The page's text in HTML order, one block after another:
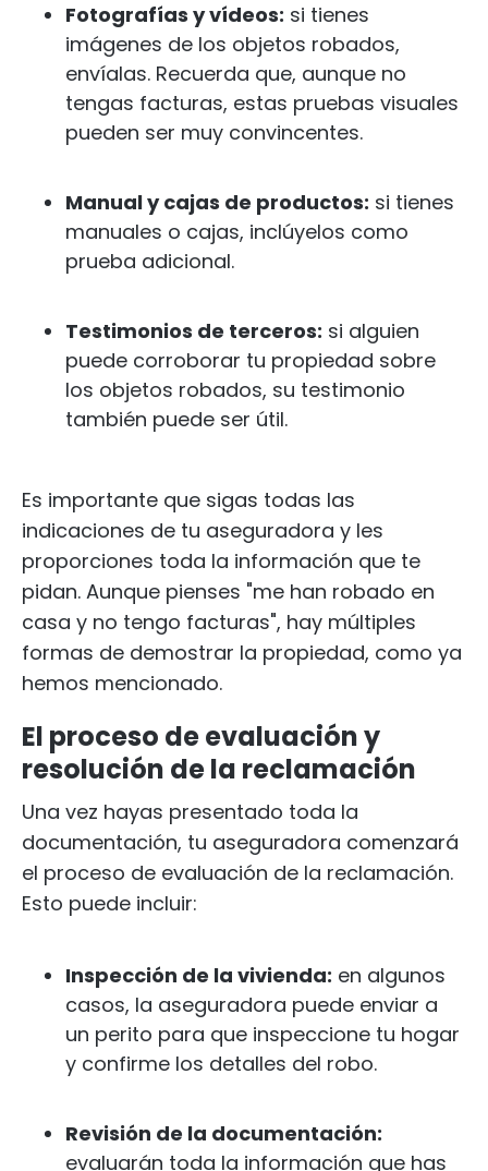
Fotografías y vídeos: si tienes
imágenes de los objetos robados,
envíalas. Recuerda que, aunque no
tengas facturas, estas pruebas visuales
pueden ser muy convincentes.
Manual y cajas de productos: si tienes
manuales o cajas, inclúyelos como
prueba adicional.
Testimonios de terceros: si alguien
puede corroborar tu propiedad sobre
los objetos robados, su testimonio
también puede ser útil.
Es importante que sigas todas las
indicaciones de tu aseguradora y les
proporciones toda la información que te
pidan. Aunque pienses "me han robado en
casa y no tengo facturas", hay múltiples
formas de demostrar la propiedad, como ya
hemos mencionado.
El proceso de evaluación y
resolución de la reclamación
Una vez hayas presentado toda la
documentación, tu aseguradora comenzará
el proceso de evaluación de la reclamación.
Esto puede incluir:
Inspección de la vivienda: en algunos
casos, la aseguradora puede enviar a
un perito para que inspeccione tu hogar
y confirme los detalles del robo.
Revisión de la documentación:
evaluarán toda la información que has